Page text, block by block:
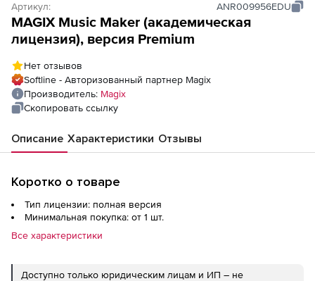
Артикул: ANR009956EDU
MAGIX Music Maker (академическая
лицензия), версия Premium
Нет отзывов
Softline - Авторизованный партнер Magix
Производитель: Magix
Скопировать ссылку
Описание Характеристики Отзывы
Коротко о товаре
Тип лицензии: полная версия
Минимальная покупка: от 1 шт.
Все характеристики
Доступно только юридическим лицам и ИП – не